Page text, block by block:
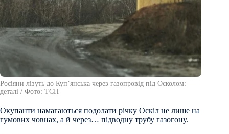
Росіяни лізуть до Куп’янська через газопровід під Осколом:
деталі / Фото: ТСН
Окупанти намагаються подолати річку Оскіл не лише на
гумових човнах, а й через… підводну трубу газогону.